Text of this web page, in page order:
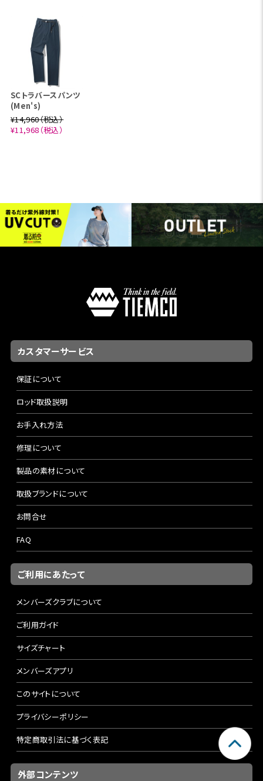
SCトラバースパンツ
(Men's)
¥14,960（税込）
¥11,968（税込）
カスタマーサービス
保証について
ロッド取扱説明
お手入れ方法
修理について
製品の素材について
取扱ブランドについて
お問合せ
FAQ
ご利用にあたって
メンバーズクラブについて
ご利用ガイド
サイズチャート
メンバーズアプリ
このサイトについて
プライバシーポリシー
特定商取引法に基づく表記
外部コンテンツ